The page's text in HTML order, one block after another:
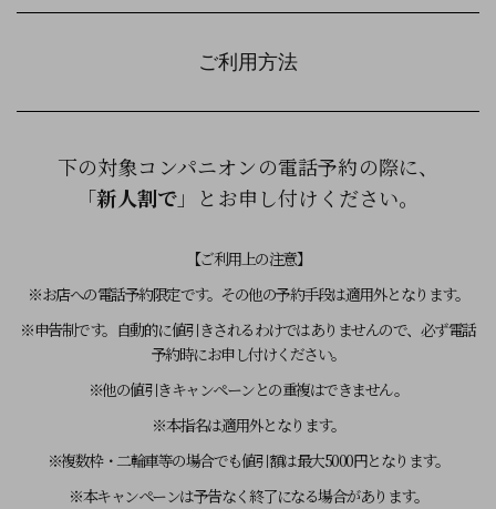
ご利用方法
下の対象コンパニオンの電話予約の際に、
「新人割で」とお申し付けください。
【ご利用上の注意】
※お店への電話予約限定です。その他の予約手段は適用外となります。
※申告制です。自動的に値引きされるわけではありませんので、必ず電話
予約時にお申し付けください。
※他の値引きキャンペーンとの重複はできません。
※本指名は適用外となります。
※複数枠・二輪車等の場合でも値引額は最大5000円となります。
※本キャンペーンは予告なく終了になる場合があります。